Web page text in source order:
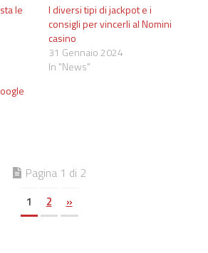
le
I diversi tipi di jackpot e i
consigli per vincerli al Nomini
casino
31 Gennaio 2024
In "News"
Pagina 1 di 2
1 2 »